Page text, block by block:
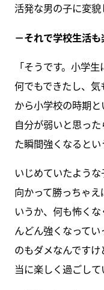
活発な男の子に変貌
－それで学校生活
「そうです。小学
何でもできたし、
から小学校の時期と
自分が弱いと思っ
た瞬間強くなるとい
いじめていたよう
向かって勝っちゃ
いうか、何も怖く
んどん強くなって
のもダメなんです
当に楽しく過ごして